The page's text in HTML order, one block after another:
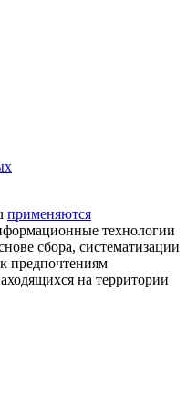
применяются
технологии
сбора, систематизации
предпочтениям
на территории